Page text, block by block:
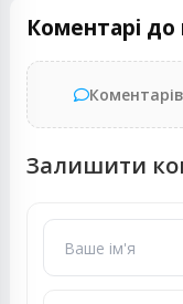
Коментарі до
Залишити